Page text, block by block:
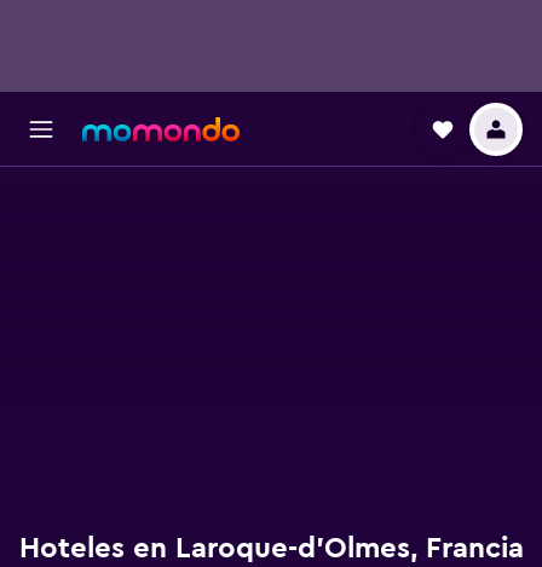
Hoteles en Laroque-d'Olmes, Francia